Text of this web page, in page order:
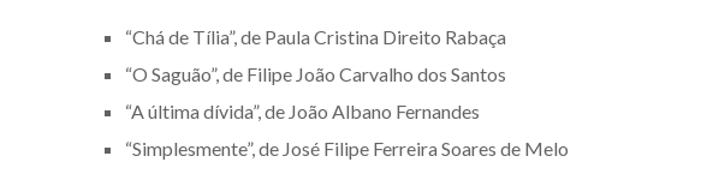
“Chá de Tília”, de Paula Cristina Direito Rabaça
“O Saguão”, de Filipe João Carvalho dos Santos
“A última dívida”, de João Albano Fernandes
“Simplesmente”, de José Filipe Ferreira Soares de Melo